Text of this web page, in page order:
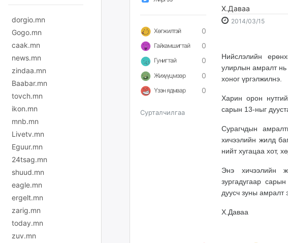
dorgio.mn
Gogo.mn
caak.mn
news.mn
zindaa.mn
Baabar.mn
tovch.mn
ikon.mn
mnb.mn
Livetv.mn
Eguur.mn
24tsag.mn
shuud.mn
eagle.mn
ergelt.mn
zarig.mn
today.mn
zuv.mn
Хөгжилтэй 0
Гайхамшигтай 0
Гунигтай 0
Жихүүцмээр 0
Үзэн ядмаар 0
Сурталчилгаа
Х.Даваа
2014/03/152014-
2026-
Нийслэлийн
улирлын амралт нь
хоног үргэлжилнэ.
Харин орон
сарын 13-ныг
Сурагчдын
хичээлийн жилд
нийт хугацаа хот,
Энэ хичээлийн
зургадугаар
дуусч зуны амралт
Х.Даваа